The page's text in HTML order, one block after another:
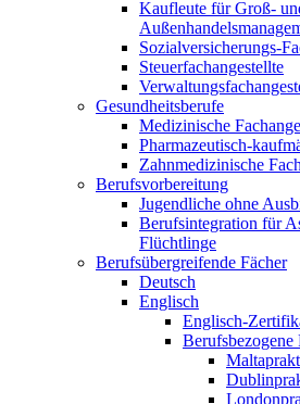
Kaufleute für Groß-
Sozialversicherungs-
Steuerfachangestellte
Gesundheitsberufe
Medizinische
Pharmazeutisch-
Zahnmedizinische
Berufsvorbereitung
Jugendliche ohne
Berufsintegration für
Flüchtlinge
Berufsübergreifende Fächer
Deutsch
Englisch
Englisch-